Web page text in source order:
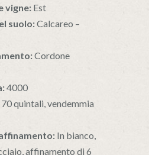
vigne: Est
suolo:Calcareo –
Cordone
4000
70 quintali, vendemmia
In bianco,
affinamento di 6